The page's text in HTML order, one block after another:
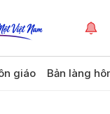
giáo Bản làng